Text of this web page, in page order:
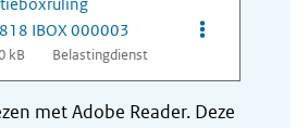
IBOX 000003
kB Belastingdienst
Opties van
met Adobe Reader. Deze